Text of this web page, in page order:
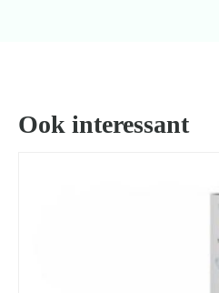
Ook interessant